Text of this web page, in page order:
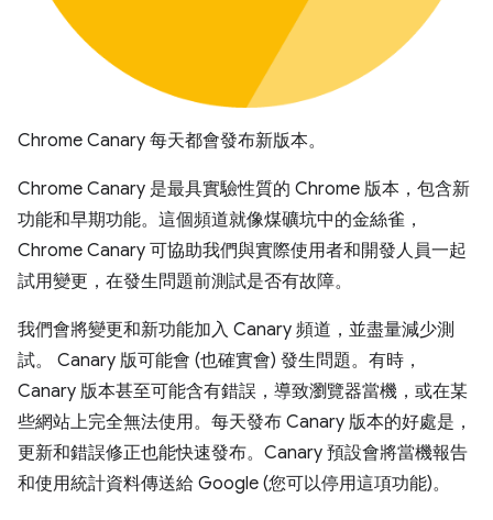
Chrome Canary 每天都會發布新版本。
Chrome Canary 是最具實驗性質的 Chrome 版本，包含新
功能和早期功能。這個頻道就像煤礦坑中的金絲雀，
Chrome Canary 可協助我們與實際使用者和開發人員一起
試用變更，在發生問題前測試是否有故障。
我們會將變更和新功能加入 Canary 頻道，並盡量減少測
試。 Canary 版可能會 (也確實會) 發生問題。有時，
Canary 版本甚至可能含有錯誤，導致瀏覽器當機，或在某
些網站上完全無法使用。每天發布 Canary 版本的好處是，
更新和錯誤修正也能快速發布。Canary 預設會將當機報告
和使用統計資料傳送給 Google (您可以停用這項功能)。